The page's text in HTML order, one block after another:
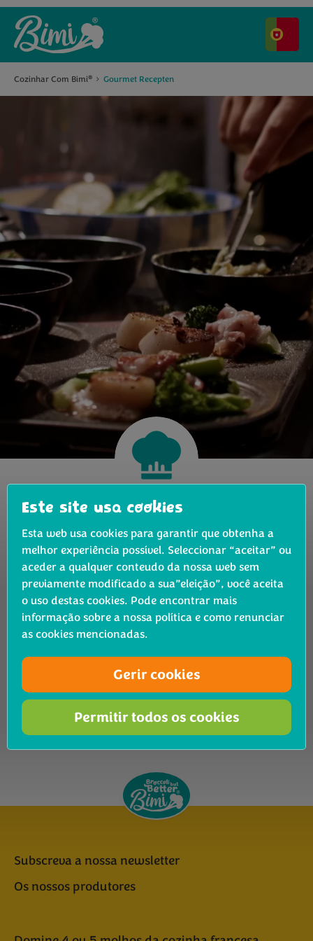
Cozinhar Com Bimi® Gourmet Recepten
Gourmet
Recepten
Tekstje over Bimi
Filtrar receitas
Mostrar resultados
Não há receitas neste momento
Este site usa cookies
Esta web usa cookies para garantir que obtenha a
melhor experiência possível. Seleccionar “aceitar” ou
aceder a qualquer conteudo da nossa web sem
previamente modificado a sua”eleição”, você aceita
o uso destas cookies. Pode encontrar mais
informação sobre a nossa política e como renunciar
as cookies mencionadas.
Gerir cookies
Permitir todos os cookies
Subscreva a nossa newsletter
Os nossos produtores